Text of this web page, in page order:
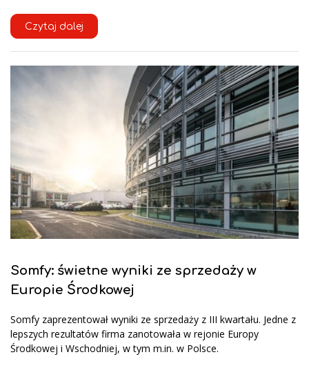
Czytaj dalej
Somfy: świetne wyniki ze sprzedaży w
Europie Środkowej
Somfy zaprezentował wyniki ze sprzedaży z III kwartału. Jedne z
lepszych rezultatów firma zanotowała w rejonie Europy
Środkowej i Wschodniej, w tym m.in. w Polsce.